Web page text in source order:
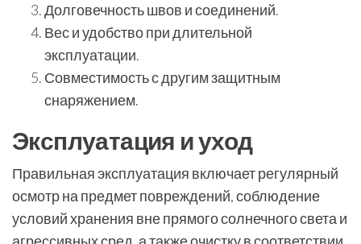
Долговечность швов и соединений.
Вес и удобство при длительной
эксплуатации.
Совместимость с другим защитным
снаряжением.
Эксплуатация и уход
Правильная эксплуатация включает регулярный
осмотр на предмет повреждений, соблюдение
условий хранения вне прямого солнечного света и